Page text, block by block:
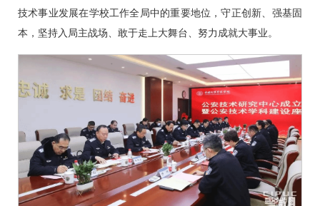
技术事业发展在学校工作全局中的重要地位，守正创新、强基固
本，坚持入局主战场、敢于走上大舞台、努力成就大事业。